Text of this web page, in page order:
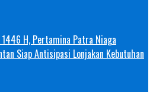
H, Pertamina Patra Niaga
Siap Antisipasi Lonjakan Kebutuhan